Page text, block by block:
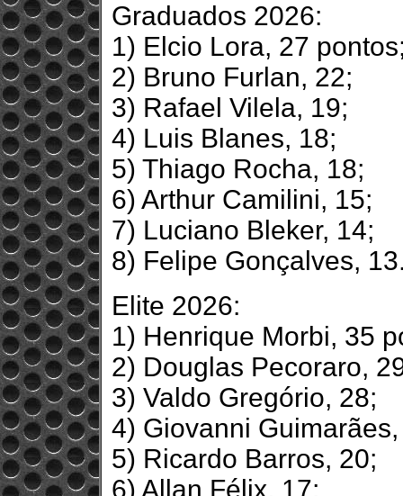
Graduados 2026:
1) Elcio Lora, 27
2) Bruno Furlan, 22;
3) Rafael Vilela, 19;
4) Luis Blanes, 18;
5) Thiago Rocha, 18;
6) Arthur Camilini, 15;
7) Luciano Bleker, 14;
8) Felipe Gonçalves,
Elite 2026:
1) Henrique Morbi, 35
2) Douglas Pecoraro,
3) Valdo Gregório, 28;
4) Giovanni
5) Ricardo Barros, 20;
6) Allan Félix, 17;